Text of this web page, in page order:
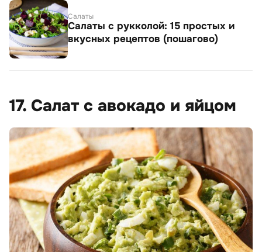
Салаты
Салаты с рукколой: 15 простых и
вкусных рецептов (пошагово)
17. Салат с авокадо и яйцом